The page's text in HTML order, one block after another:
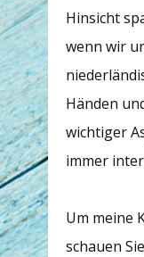
Hinsicht
wenn wir
Händen
wichtiger
immer
Um meine
schauen